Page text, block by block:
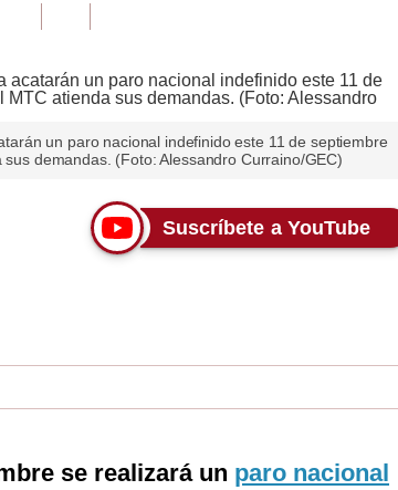
un paro nacional indefinido este 11 de septiembre
demandas. (Foto: Alessandro Curraino/GEC)
Suscríbete a YouTube
se realizará un paro nacional